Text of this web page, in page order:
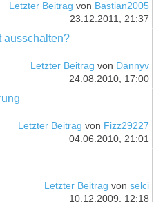
Letzter Beitrag von Bastian2005
23.12.2011, 21:37
ausschalten?
Letzter Beitrag von Dannyv
24.08.2010, 17:00
Letzter Beitrag von Fizz29227
04.06.2010, 21:01
Letzter Beitrag von selci
10.12.2009, 12:18